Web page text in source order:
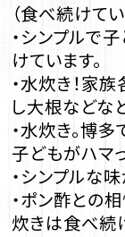
（食べ続けて
・シンプルで
けています。
・水炊き！家
し大根などな
・水炊き。博
子どもがハマっ
・シンプルな
・ポン酢との
炊きは食べ続